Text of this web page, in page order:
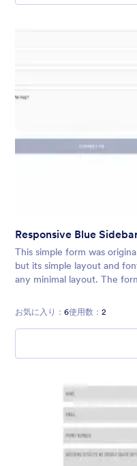
Responsive Blue
This simple form was
but its simple layout and
any minimal layout. The
お気に入り： 6使用数： 2